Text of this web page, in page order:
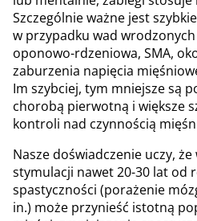
Szczególnie ważne jest
w przypadku wad
oponowo-rdzeniowa, SMA,
zaburzenia napięcia
Im szybciej, tym mniejsze są
chorobą pierwotną i większe
kontroli nad czynnością
Nasze doświadczenie uczy,
stymulacji nawet 20-30 lat od
spastyczności (porażenie
in.) może przynieść istotną